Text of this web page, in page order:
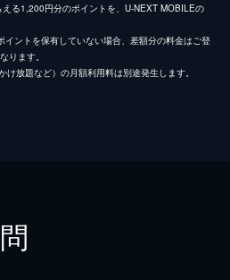
る1,200円分のポイントを、U-NEXT MOBILEの
ントを保有していない場合、差額分の料金はご登
ります。
放題など）の月額利用料は別途発生します。